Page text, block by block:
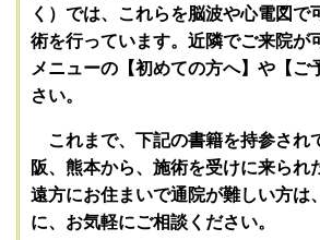
く）では、これらを脳波や心電図で
術を行っています。近隣でご来院が
メニューの【初めての方へ】 や 【
さい。
これまで、下記の書籍を持参され
阪、熊本から、施術を受けに来られ
遠方にお住まいで通院が難しい方は
に、お気軽にご相談ください。